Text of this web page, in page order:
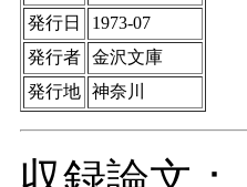
発行日
1973-07
発行者 金沢文庫
発行地 神奈川